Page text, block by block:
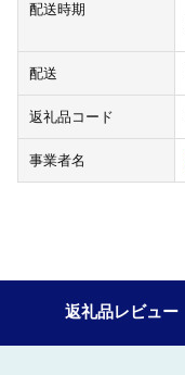
配送時期
配送
返礼品コード
事業者名
返礼品レビュー